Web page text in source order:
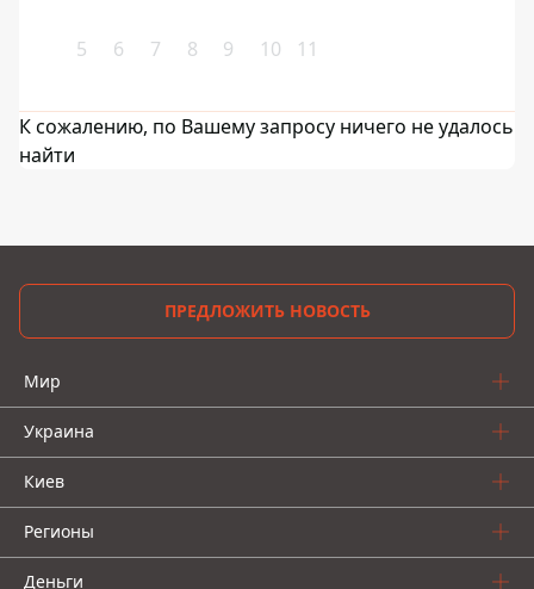
5 6 7 8 9 10 11
К сожалению, по Вашему запросу ничего не удалось
найти
ПРЕДЛОЖИТЬ НОВОСТЬ
Мир
Украина
Киев
Регионы
Деньги